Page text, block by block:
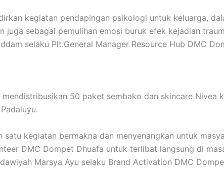
kegiatan pendapingan psikologi untuk keluarga,
juga sebagai pemulihan emosi buruk efek kejadian
selaku Plt.General Manager Resource Hub DMC
50 paket sembako dan skincare Nivea
satu kegiatan bermakna dan menyenangkan untuk
DMC Dompet Dhuafa untuk terlibat langsung di
Marsya Ayu selaku Brand Activation DMC